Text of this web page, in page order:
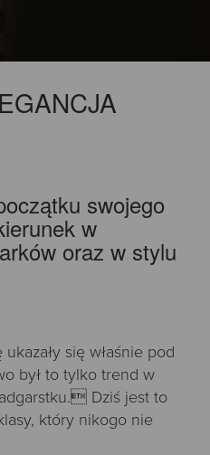
swojego
w
oraz w stylu
się właśnie pod
był to tylko trend w
Dziś jest to
który nikogo nie